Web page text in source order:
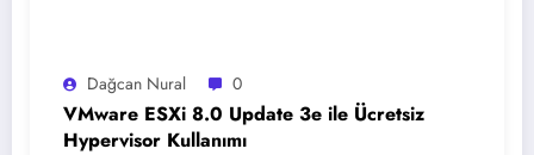
Dağcan Nural 0
VMware ESXi 8.0 Update 3e ile Ücretsiz
Hypervisor Kullanımı